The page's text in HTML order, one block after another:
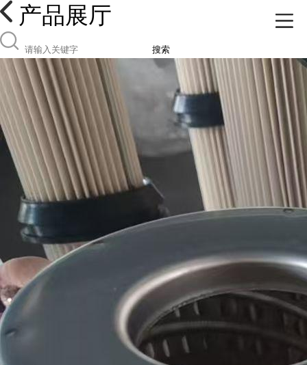
产品展厅
搜索